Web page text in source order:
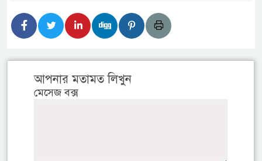
আপনার মতামত লিখুন
মেসেজ বক্স